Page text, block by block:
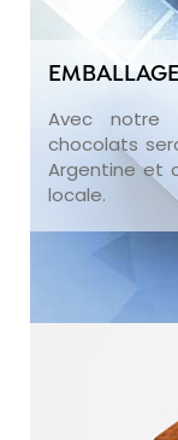
Avec notre
chocolats
Argentine et
locale.